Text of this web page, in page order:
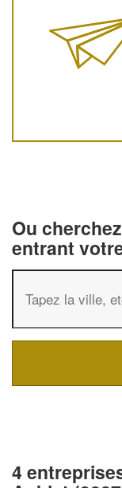
Ou
entrant
4